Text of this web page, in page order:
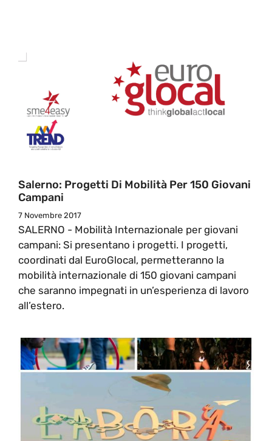
Salerno: Progetti Di Mobilità Per 150 Giovani
Campani
7 Novembre 2017
SALERNO - Mobilità Internazionale per giovani
campani: Si presentano i progetti. I progetti,
coordinati dal EuroGlocal, permetteranno la
mobilità internazionale di 150 giovani campani
che saranno impegnati in un’esperienza di lavoro
all’estero.